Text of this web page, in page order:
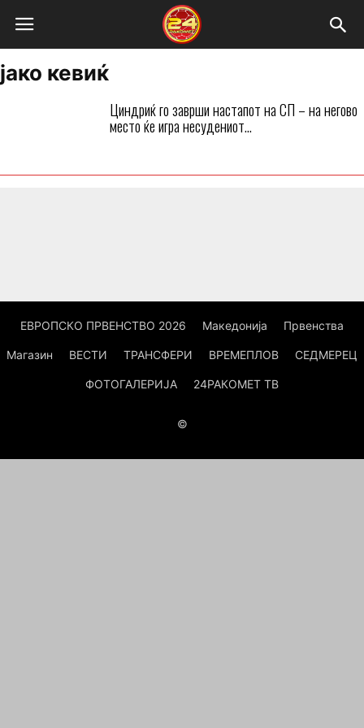
јако кевиќ
Циндриќ го заврши настапот на СП – на негово
место ќе игра несудениот...
ЕВРОПСКО ПРВЕНСТВО 2026 Македонија Првенства
Магазин ВЕСТИ ТРАНСФЕРИ ВРЕМЕПЛОВ СЕДМЕРЕЦ
ФОТОГАЛЕРИЈА 24РАКОМЕТ ТВ
©